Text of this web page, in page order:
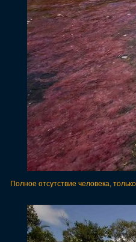
Полное отсутствие человека,